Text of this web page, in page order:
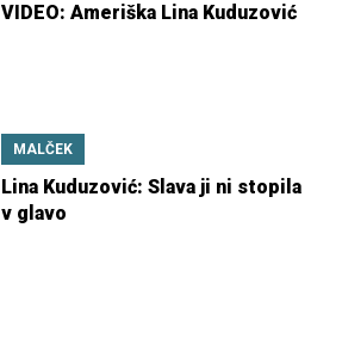
VIDEO: Ameriška Lina Kuduzović
MALČEK
Lina Kuduzović: Slava ji ni stopila
v glavo